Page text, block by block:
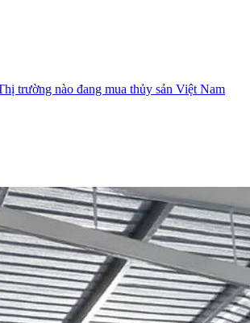
trường nào đang mua thủy sản Việt Nam